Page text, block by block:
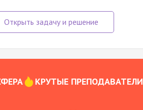
КРУТЫЕ ПРЕПОДАВАТЕЛИ